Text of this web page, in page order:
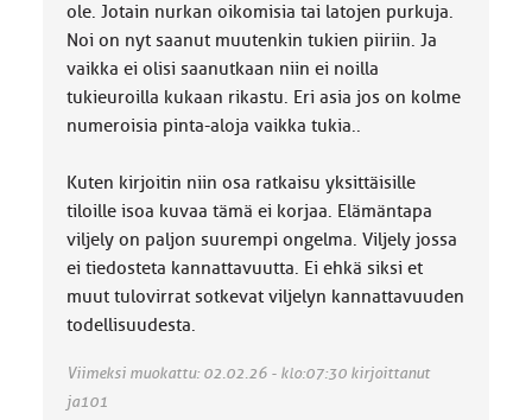
ole. Jotain nurkan oikomisia tai latojen purkuja.
Noi on nyt saanut muutenkin tukien piiriin. Ja
vaikka ei olisi saanutkaan niin ei noilla
tukieuroilla kukaan rikastu. Eri asia jos on kolme
numeroisia pinta-aloja vaikka tukia..
Kuten kirjoitin niin osa ratkaisu yksittäisille
tiloille isoa kuvaa tämä ei korjaa. Elämäntapa
viljely on paljon suurempi ongelma. Viljely jossa
ei tiedosteta kannattavuutta. Ei ehkä siksi et
muut tulovirrat sotkevat viljelyn kannattavuuden
todellisuudesta.
Viimeksi muokattu: 02.02.26 - klo:07:30 kirjoittanut
ja101